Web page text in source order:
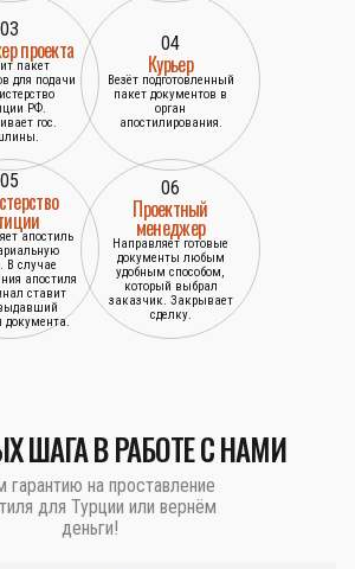
03
проекта
пакет
для подачи
РФ.
гос.
04
Курьер
Везёт подготовленный
пакет документов в
орган
апостилирования.
05
апостиль
В случае
апостиля
ставит
документа.
06
Проектный
менеджер
Направляет готовые
документы любым
удобным способом,
который выбрал
заказчик. Закрывает
сделку.
ШАГА В РАБОТЕ С НАМИ
гарантию на проставление
для Турции или вернём
деньги!